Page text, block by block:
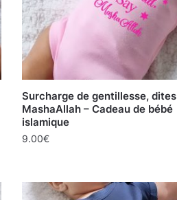
Surcharge de gentillesse, dites
MashaAllah – Cadeau de bébé
islamique
9.00€